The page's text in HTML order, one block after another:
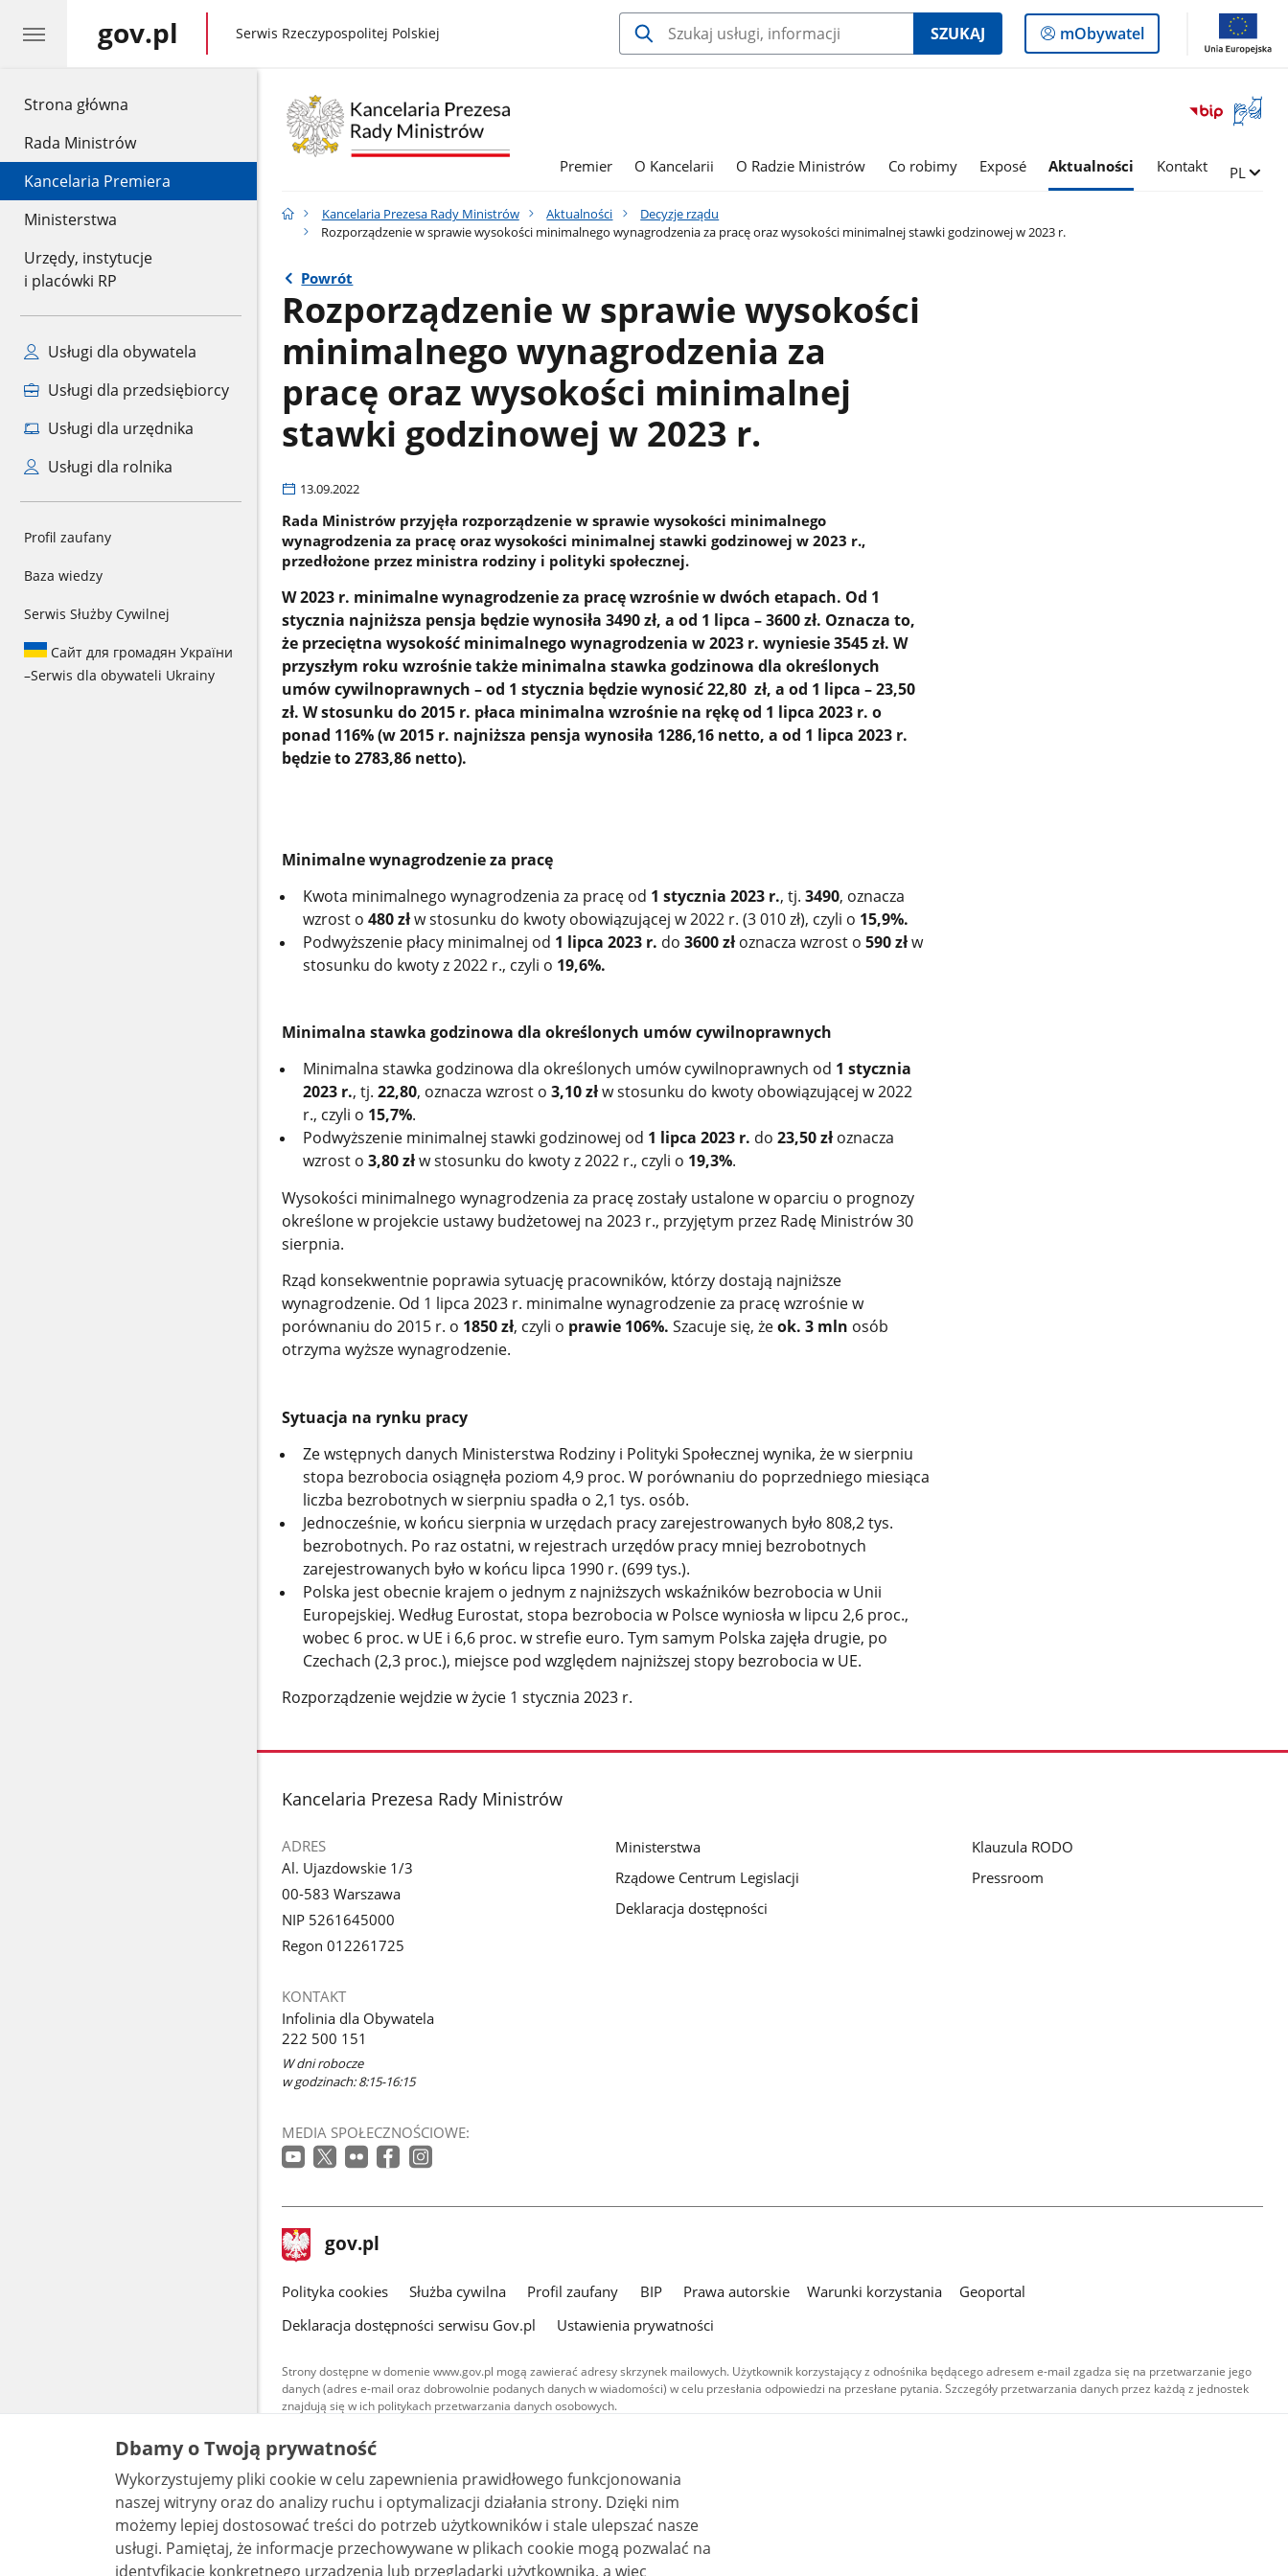
Strona główna
Rada Ministrów
Kancelaria Premiera
Ministerstwa
Urzędy, instytucje
i placówki RP
Usługi dla obywatela
Usługi dla przedsiębiorcy
Usługi dla urzędnika
Usługi dla rolnika
Profil zaufany
Baza wiedzy
Serwis Służby Cywilnej
Сайт для громадян України
–Serwis dla obywateli Ukrainy
gov.pl gov.pl
Serwis Rzeczypospolitej Polskiej SZUKAJ
Logowanie
do
mObywatel
Otwórz
okno
Premier O Kancelarii O Radzie Ministrów Co robimy Exposé Aktualności Kontakt Zmień
PL
Kancelaria Prezesa Rady Ministrów Aktualności
Decyzje rządu
Rozporządzenie w sprawie wysokości minimalnego wynagrodzenia za pracę oraz wysokości minimalnej stawki godzinowej w 2023 r.
Powrót
Rozporządzenie w sprawie wysokości
minimalnego wynagrodzenia za
pracę oraz wysokości minimalnej
stawki godzinowej w 2023 r.
13.09.2022
Rada Ministrów przyjęła rozporządzenie w sprawie wysokości minimalnego
wynagrodzenia za pracę oraz wysokości minimalnej stawki godzinowej w 2023 r.,
przedłożone przez ministra rodziny i polityki społecznej.
W 2023 r. minimalne wynagrodzenie za pracę wzrośnie w dwóch etapach. Od 1
stycznia najniższa pensja będzie wynosiła 3490 zł, a od 1 lipca – 3600 zł. Oznacza to,
że przeciętna wysokość minimalnego wynagrodzenia w 2023 r. wyniesie 3545 zł. W
przyszłym roku wzrośnie także minimalna stawka godzinowa dla określonych
umów cywilnoprawnych – od 1 stycznia będzie wynosić 22,80 zł, a od 1 lipca – 23,50
zł. W stosunku do 2015 r. płaca minimalna wzrośnie na rękę od 1 lipca 2023 r. o
ponad 116% (w 2015 r. najniższa pensja wynosiła 1286,16 netto, a od 1 lipca 2023 r.
będzie to 2783,86 netto).
Minimalne wynagrodzenie za pracę
Kwota minimalnego wynagrodzenia za pracę od 1 stycznia 2023 r., tj. 3490, oznacza
wzrost o 480 złw stosunku do kwoty obowiązującej w 2022 r. (3 010 zł), czyli o 15,9%.
Podwyższenie płacy minimalnej od 1 lipca 2023 r. do 3600 złoznacza wzrost o 590złw
stosunku do kwoty z 2022 r., czyli o 19,6%.
Minimalna stawka godzinowa dla określonych umów cywilnoprawnych
Minimalna stawka godzinowa dla określonych umów cywilnoprawnych od 1 stycznia
2023 r., tj. 22,80, oznacza wzrost o 3,10złw stosunku do kwoty obowiązującej w 2022
r., czyli o 15,7%.
Podwyższenie minimalnej stawki godzinowej od 1 lipca 2023 r. do 23,50złoznacza
wzrost o 3,80 złw stosunku do kwoty z 2022 r., czyli o 19,3%.
Wysokości minimalnego wynagrodzenia za pracę zostały ustalone w oparciu o prognozy
określone wprojekcie ustawy budżetowej na 2023 r., przyjętym przez Radę Ministrów 30
sierpnia.
Rząd konsekwentnie poprawia sytuację pracowników, którzy dostają najniższe
wynagrodzenie. Od 1 lipca 2023 r. minimalne wynagrodzenie za pracę wzrośnie w
porównaniu do 2015 r. o 1850 zł, czyli o prawie 106%. Szacuje się, żeok. 3 mln osób
otrzyma wyższe wynagrodzenie.
Sytuacja na rynku pracy
Ze wstępnych danych Ministerstwa Rodziny i Polityki Społecznej wynika, że w sierpniu
stopa bezrobocia osiągnęła poziom 4,9 proc. W porównaniu do poprzedniego miesiąca
liczba bezrobotnych w sierpniu spadła o 2,1 tys. osób.
Jednocześnie, w końcu sierpnia w urzędach pracy zarejestrowanych było 808,2 tys.
bezrobotnych. Po raz ostatni, w rejestrach urzędów pracy mniej bezrobotnych
zarejestrowanych było w końcu lipca 1990 r. (699 tys.).
Polska jest obecnie krajem o jednym z najniższych wskaźników bezrobocia w Unii
Europejskiej. Według Eurostat, stopa bezrobocia w Polsce wyniosła w lipcu 2,6 proc.,
wobec 6 proc. w UE i 6,6 proc. w strefie euro. Tym samym Polska zajęła drugie, po
Czechach (2,3 proc.), miejsce pod względem najniższej stopy bezrobocia w UE.
Rozporządzenie wejdzie w życie 1 stycznia 2023 r.
stopka
Kancelaria Prezesa Rady Ministrów
ADRES
Al. Ujazdowskie 1/3
00-583 Warszawa
NIP 5261645000
Regon 012261725
KONTAKT
Infolinia dla Obywatela
222 500 151
W dni robocze
w godzinach: 8:15-16:15
MEDIA SPOŁECZNOŚCIOWE:
Ministerstwa
Rządowe Centrum Legislacji
Deklaracja dostępności
Klauzula RODO
Pressroom
stopka
gov.pl Strona
gov.pl
gov.pl
Polityka cookies Służba cywilna Profil zaufany BIP Prawa autorskie Warunki korzystania
Geoportal
Deklaracja dostępności serwisu Gov.pl
Ustawienia prywatności
Strony dostępne w domenie www.gov.pl mogą zawierać adresy skrzynek mailowych. Użytkownik korzystający z odnośnika będącego adresem e-mail zgadza się na przetwarzanie jego
danych (adres e-mail oraz dobrowolnie podanych danych w wiadomości) w celu przesłania odpowiedzi na przesłane pytania. Szczegóły przetwarzania danych przez każdą z jednostek
znajdują się w ich politykach przetwarzania danych osobowych.
Treści tekstowe publikowane w serwisie (z wyłączeniem treści audiowizualnych), są
udostępniane na licencji typu Creative Commons: uznanie autorstwa - na tych samych
warunkach 4.0 (CC BY-SA 4.0). Materiały audiowizualne, w tym zdjęcia, materiały audio i wideo,
są udostępniane na licencji typu Creative Commons: uznanie autorstwa użycie niekomercyjne -
bez utworów zależnych 4.0 (CC BY-NC-ND 4.0), o ile nie jest to stwierdzone inaczej.
Dbamy o Twoją prywatność
Wykorzystujemy pliki cookie w celu zapewnienia prawidłowego funkcjonowania
naszej witryny oraz do analizy ruchu i optymalizacji działania strony. Dzięki nim
możemy lepiej dostosować treści do potrzeb użytkowników i stale ulepszać nasze
usługi. Pamiętaj, że informacje przechowywane w plikach cookie mogą pozwalać na
identyfikację konkretnego urządzenia lub przeglądarki użytkownika, a więc